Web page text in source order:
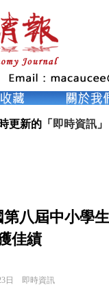
更新的「 即時資訊 」
八屆中小學
佳績
日 即時資訊